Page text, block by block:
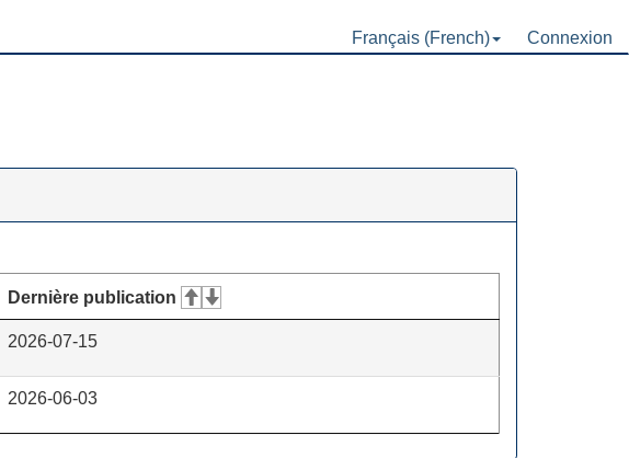
Français (French) Connexion
Dernière publication
2026-07-15
2026-06-03